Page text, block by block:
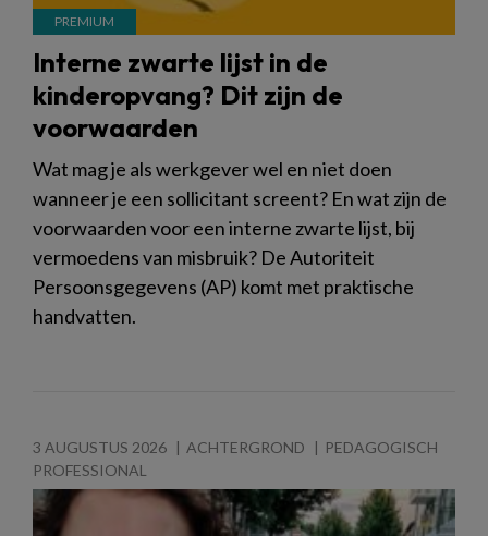
Interne zwarte lijst in de
kinderopvang? Dit zijn de
voorwaarden
Wat mag je als werkgever wel en niet doen
wanneer je een sollicitant screent? En wat zijn de
voorwaarden voor een interne zwarte lijst, bij
vermoedens van misbruik? De Autoriteit
Persoonsgegevens (AP) komt met praktische
handvatten.
3 AUGUSTUS 2026 ACHTERGROND
PEDAGOGISCH
PROFESSIONAL